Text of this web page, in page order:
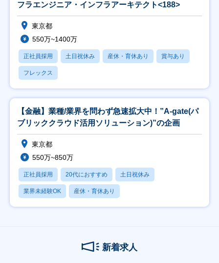
フラエンジニア・インフラアーキテクト<188>
東京都
550万~1400万
正社員採用 土日祝休み 産休・育休あり 賞与あり
フレックス
【金融】業種/業界を問わず急速拡大中！”A-gate(パ
ブリッククラウド活用ソリューション)”の企画
東京都
550万~850万
正社員採用 20代におすすめ 土日祝休み
業界未経験OK 産休・育休あり
新着求人